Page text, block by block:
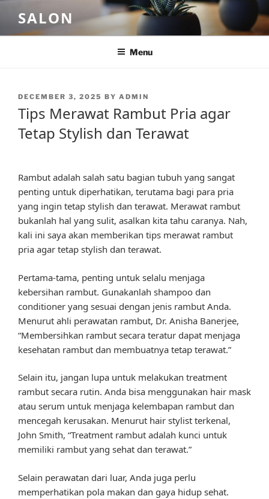
content
SALON
Menu
POSTED
ON
DECEMBER 3, 2025 BY ADMIN
Tips Merawat Rambut Pria agar
Tetap Stylish dan Terawat
Rambut adalah salah satu bagian tubuh yang sangat
penting untuk diperhatikan, terutama bagi para pria
yang ingin tetap stylish dan terawat. Merawat rambut
bukanlah hal yang sulit, asalkan kita tahu caranya. Nah,
kali ini saya akan memberikan tips merawat rambut
pria agar tetap stylish dan terawat.
Pertama-tama, penting untuk selalu menjaga
kebersihan rambut. Gunakanlah shampoo dan
conditioner yang sesuai dengan jenis rambut Anda.
Menurut ahli perawatan rambut, Dr. Anisha Banerjee,
“Membersihkan rambut secara teratur dapat menjaga
kesehatan rambut dan membuatnya tetap terawat.”
Selain itu, jangan lupa untuk melakukan treatment
rambut secara rutin. Anda bisa menggunakan hair mask
atau serum untuk menjaga kelembapan rambut dan
mencegah kerusakan. Menurut hair stylist terkenal,
John Smith, “Treatment rambut adalah kunci untuk
memiliki rambut yang sehat dan terawat.”
Selain perawatan dari luar, Anda juga perlu
memperhatikan pola makan dan gaya hidup sehat.